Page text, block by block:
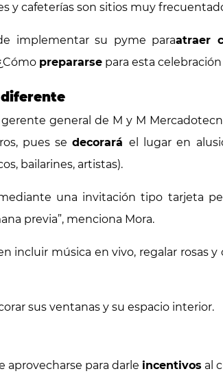
y cafeterías son sitios muy
implementar su pyme paraatraer
prepararse para esta
general de M y M
pues sedecorará el lugar en
bailarines, artistas).
una invitación tipo tarjeta
previa”, menciona Mora.
incluir música en vivo, regalar rosas
sus ventanas y su espacio interior.
aprovecharse para darle incentivos al